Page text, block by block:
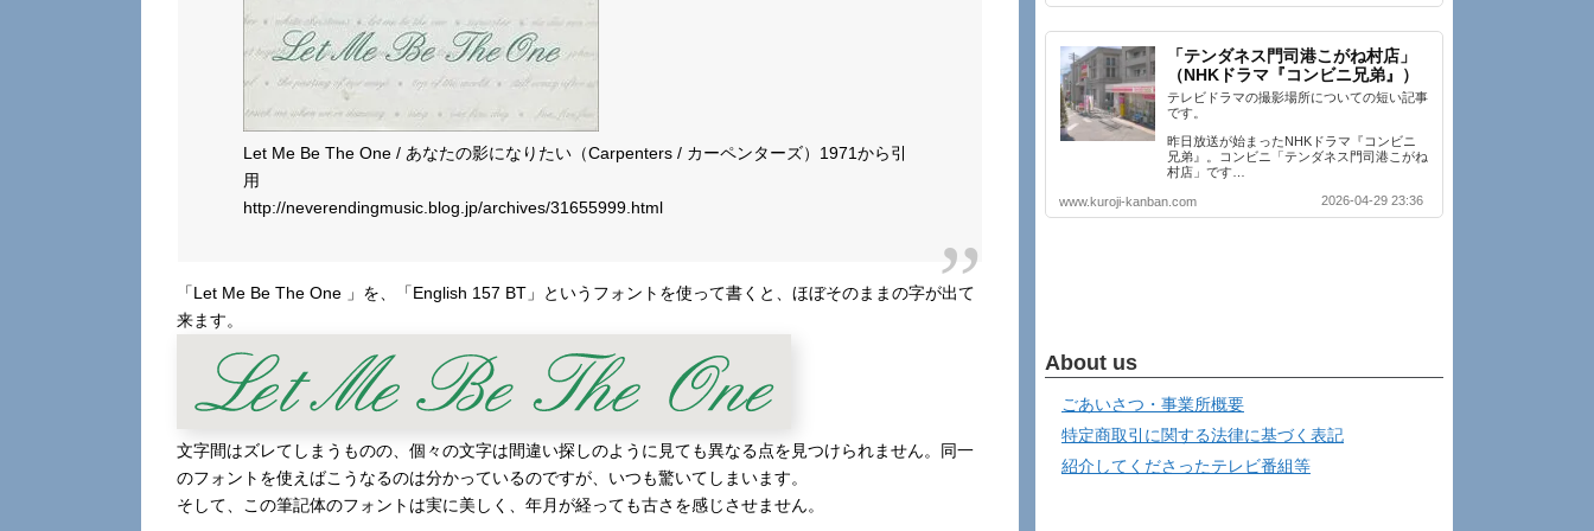
Let Me Be The One / あなたの影になりたい（Carpenters / カーペンターズ）1971から引
用
http://neverendingmusic.blog.jp/archives/31655999.html
「Let Me Be The One 」を、「English 157 BT」というフォントを使って書くと、ほぼそのままの字が出て
来ます。
文字間はズレてしまうものの、個々の文字は間違い探しのように見ても異なる点を見つけられません。同一
のフォントを使えばこうなるのは分かっているのですが、いつも驚いてしまいます。
そして、この筆記体のフォントは実に美しく、年月が経っても古さを感じさせません。
「テンダネス門司港こがね村店」
（NHKドラマ『コンビニ兄弟』）
テレビドラマの撮影場所についての短い記事
です。
昨日放送が始まったNHKドラマ『コンビニ
兄弟』。コンビニ「テンダネス門司港こがね
村店」です…
www.kuroji-kanban.com 2026-04-29 23:36
About us
ごあいさつ・事業所概要
特定商取引に関する法律に基づく表記
紹介してくださったテレビ番組等